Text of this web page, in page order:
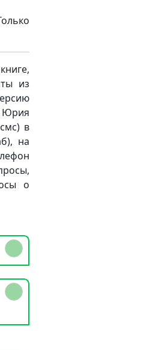
из
Юрия
в
на
о